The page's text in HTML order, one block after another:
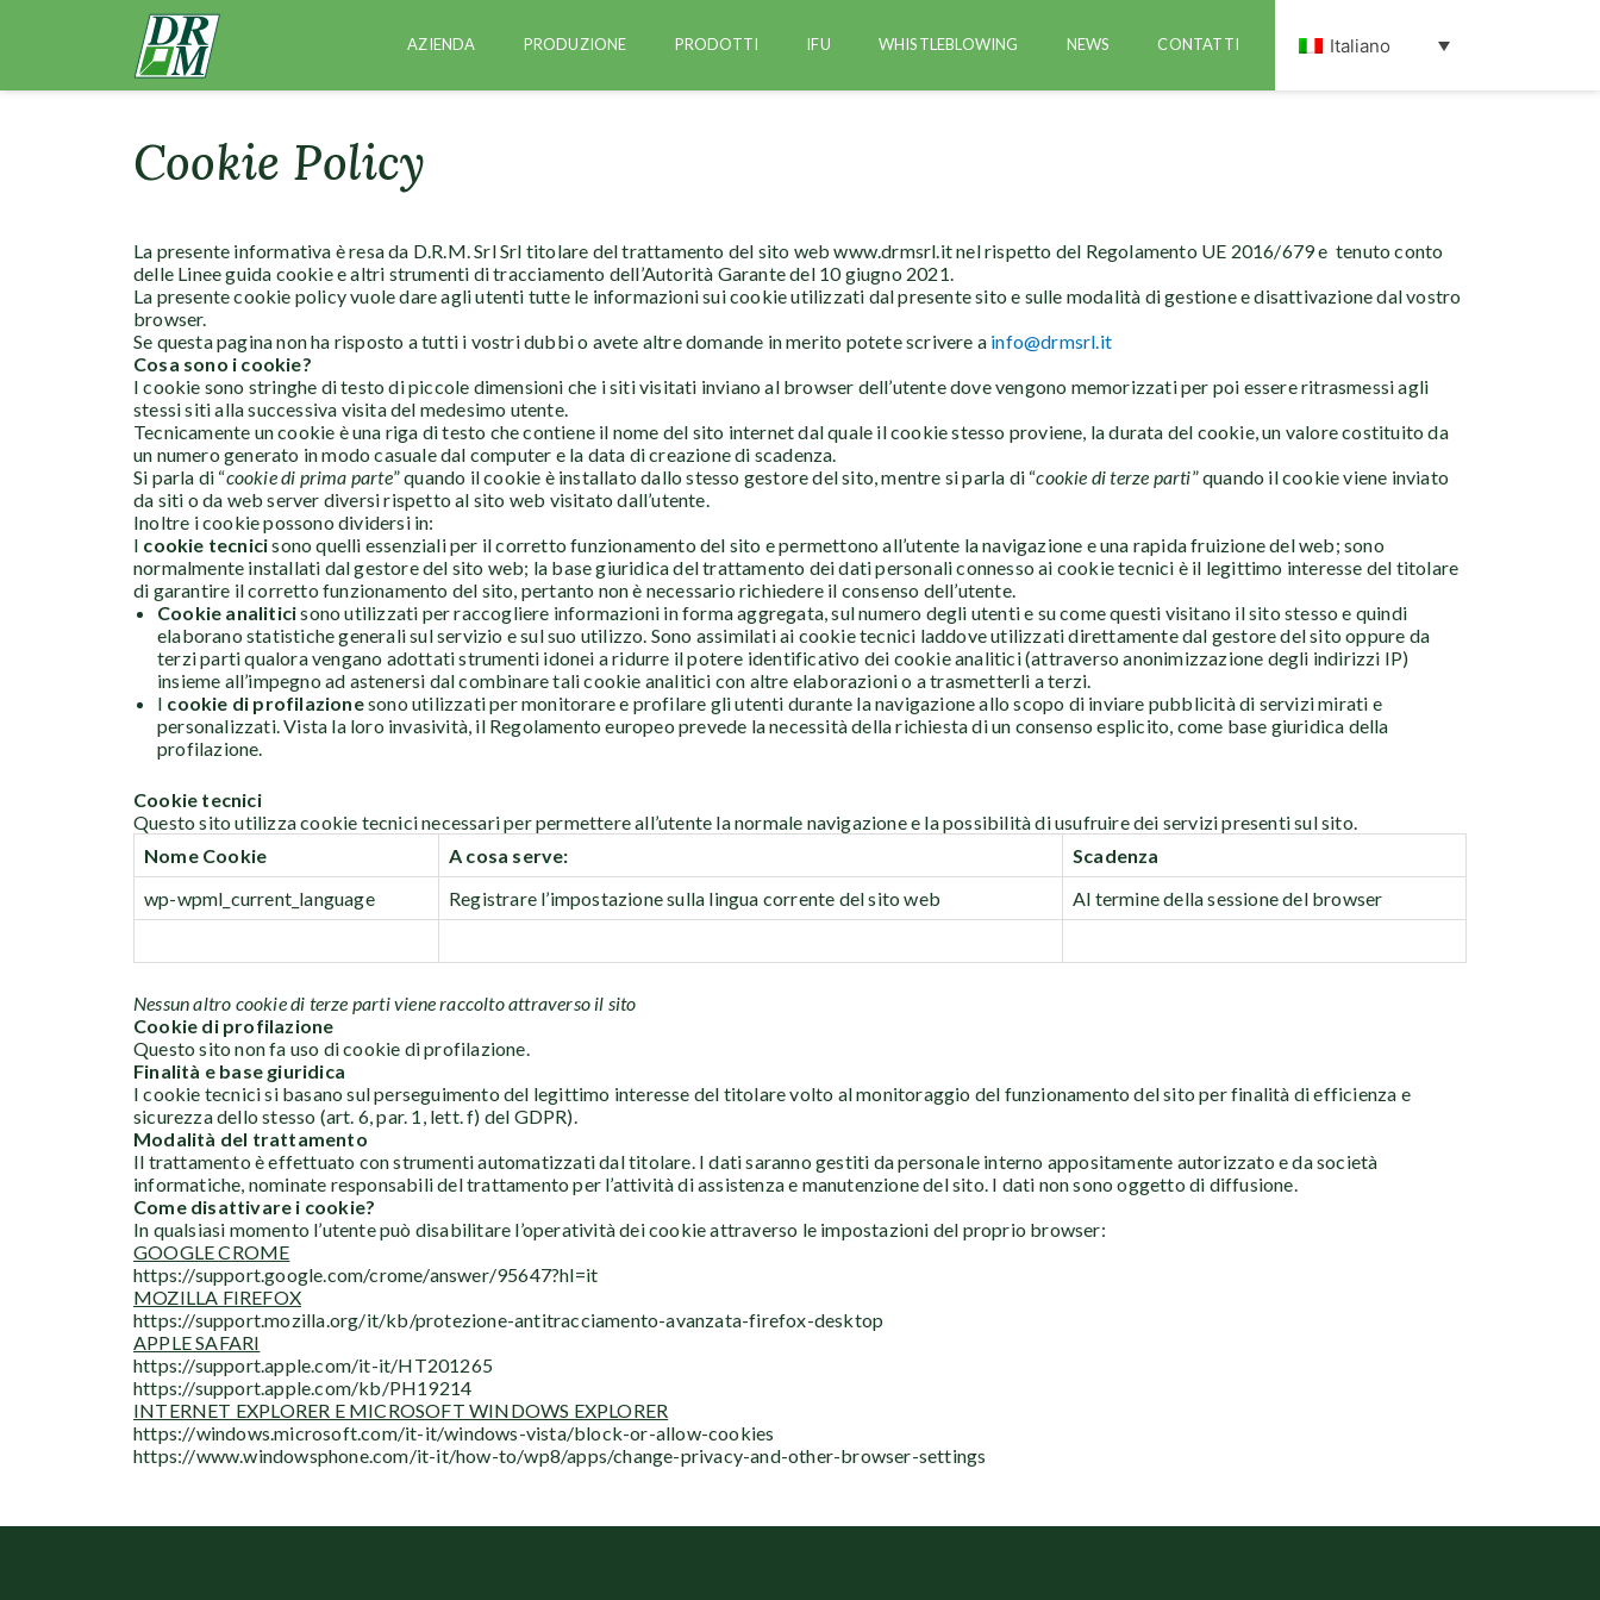
AZIENDA PRODUZIONE PRODOTTI IFU WHISTLEBLOWING NEWS CONTATTI Italiano
Cookie Policy
La presente informativa è resa da D.R.M. Srl Srl titolare del trattamento del sito web www.drmsrl.it nel rispetto del Regolamento UE 2016/679 e tenuto conto
delle Linee guida cookie e altri strumenti di tracciamento dell’Autorità Garante del 10 giugno 2021.
La presente cookie policy vuole dare agli utenti tutte le informazioni sui cookie utilizzati dal presente sito e sulle modalità di gestione e disattivazione dal vostro
browser.
Se questa pagina non ha risposto a tutti i vostri dubbi o avete altre domande in merito potete scrivere a info@drmsrl.it
Cosa sono i cookie?
I cookie sono stringhe di testo di piccole dimensioni che i siti visitati inviano al browser dell’utente dove vengono memorizzati per poi essere ritrasmessi agli
stessi siti alla successiva visita del medesimo utente.
Tecnicamente un cookie è una riga di testo che contiene il nome del sito internet dal quale il cookie stesso proviene, la durata del cookie, un valore costituito da
un numero generato in modo casuale dal computer e la data di creazione di scadenza.
Si parla di “cookie di prima parte” quando il cookie è installato dallo stesso gestore del sito, mentre si parla di “cookie di terze parti” quando il cookie viene inviato
da siti o da web server diversi rispetto al sito web visitato dall’utente.
Inoltre i cookie possono dividersi in:
I cookie tecnicisono quelli essenziali per il corretto funzionamento del sito e permettono all’utente la navigazione e una rapida fruizione del web; sono
normalmente installati dal gestore del sito web; la base giuridica del trattamento dei dati personali connesso ai cookie tecnici è il legittimo interesse del titolare
di garantire il corretto funzionamento del sito, pertanto non è necessario richiedere il consenso dell’utente.
Cookie analiticisono utilizzati per raccogliere informazioni in forma aggregata, sul numero degli utenti e su come questi visitano il sito stesso e quindi
elaborano statistiche generali sul servizio e sul suo utilizzo. Sono assimilati ai cookie tecnici laddove utilizzati direttamente dal gestore del sito oppure da
terzi parti qualora vengano adottati strumenti idonei a ridurre il potere identificativo dei cookie analitici (attraverso anonimizzazione degli indirizzi IP)
insieme all’impegno ad astenersi dal combinare tali cookie analitici con altre elaborazioni o a trasmetterli a terzi.
I cookie di profilazionesono utilizzati per monitorare e profilare gli utenti durante la navigazione allo scopo di inviare pubblicità di servizi mirati e
personalizzati. Vista la loro invasività, il Regolamento europeo prevede la necessità della richiesta di un consenso esplicito, come base giuridica della
profilazione.
Cookie tecnici
Questo sito utilizza cookie tecnici necessari per permettere all’utente la normale navigazione e la possibilità di usufruire dei servizi presenti sul sito.
Nome Cookie
A cosa serve:
Scadenza
wp-wpml_current_language
Registrare l’impostazione sulla lingua corrente del sito web Al termine della sessione del browser
Nessun altro cookie di terze parti viene raccolto attraverso il sito
Cookie di profilazione
Questo sito non fa uso di cookie di profilazione.
Finalità e base giuridica
I cookie tecnici si basano sul perseguimento del legittimo interesse del titolare volto al monitoraggio del funzionamento del sito per finalità di efficienza e
sicurezza dello stesso (art. 6, par. 1, lett. f) del GDPR).
Modalità del trattamento
Il trattamento è effettuato con strumenti automatizzati dal titolare. I dati saranno gestiti da personale interno appositamente autorizzato e da società
informatiche, nominate responsabili del trattamento per l’attività di assistenza e manutenzione del sito. I dati non sono oggetto di diffusione.
Come disattivare i cookie?
In qualsiasi momento l’utente può disabilitare l’operatività dei cookie attraverso le impostazioni del proprio browser:
GOOGLE CROME
https://support.google.com/crome/answer/95647?hl=it
MOZILLA FIREFOX
https://support.mozilla.org/it/kb/protezione-antitracciamento-avanzata-firefox-desktop
APPLE SAFARI
https://support.apple.com/it-it/HT201265
https://support.apple.com/kb/PH19214
INTERNET EXPLORER E MICROSOFT WINDOWS EXPLORER
https://windows.microsoft.com/it-it/windows-vista/block-or-allow-cookies
https://www.windowsphone.com/it-it/how-to/wp8/apps/change-privacy-and-other-browser-settings